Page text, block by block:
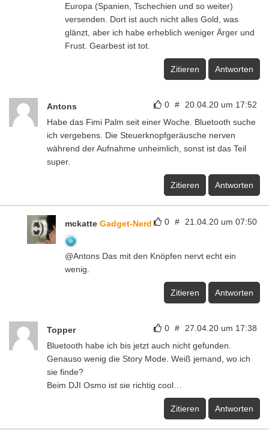
Europa (Spanien, Tschechien und so weiter)
versenden. Dort ist auch nicht alles Gold, was
glänzt, aber ich habe erheblich weniger Ärger und
Frust. Gearbest ist tot.
Zitieren Antworten
0 # 20.04.20 um 17:52
Antons
Habe das Fimi Palm seit einer Woche. Bluetooth suche
ich vergebens. Die Steuerknopfgeräusche nerven
während der Aufnahme unheimlich, sonst ist das Teil
super.
Zitieren Antworten
0 # 21.04.20 um 07:50
mckatte Gadget-Nerd
@Antons Das mit den Knöpfen nervt echt ein
wenig.
Zitieren Antworten
0 # 27.04.20 um 17:38
Topper
Bluetooth habe ich bis jetzt auch nicht gefunden.
Genauso wenig die Story Mode. Weiß jemand, wo ich
sie finde?
Beim DJI Osmo ist sie richtig cool…
Zitieren Antworten